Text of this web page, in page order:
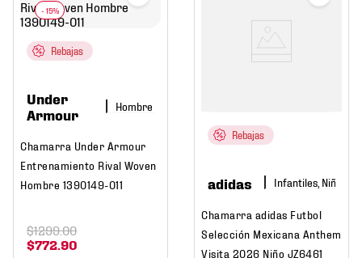
Rebajas
Under
Armour
Hombre
Chamarra Under Armour
Entrenamiento Rival Woven
Hombre 1390149-011
$772.90
$1299.00
Rebajas
adidas Infantiles, Niño
Chamarra adidas Futbol
Selección Mexicana Anthem
Visita 2026 Niño JZ6461